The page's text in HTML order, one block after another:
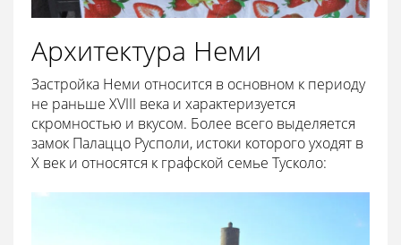
Архитектура Неми
Застройка Неми относится в основном к периоду
не раньше XVIII века и характеризуется
скромностью и вкусом. Более всего выделяется
замок Палаццо Русполи, истоки которого уходят в
X век и относятся к графской семье Тусколо: